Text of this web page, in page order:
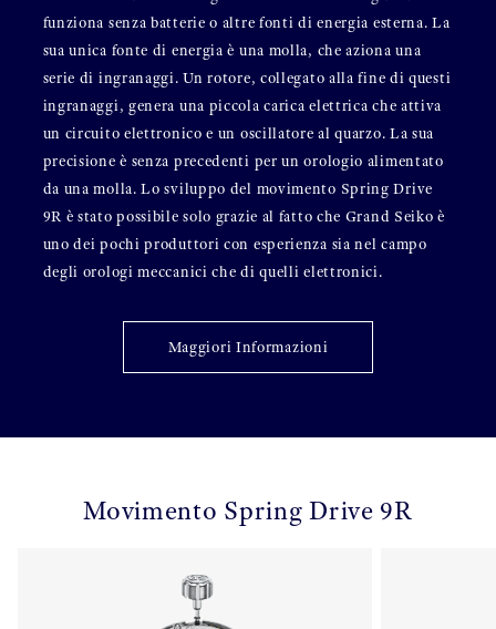
funziona senza batterie o altre fonti di energia esterna. La
sua unica fonte di energia è una molla, che aziona una
serie di ingranaggi. Un rotore, collegato alla fine di questi
ingranaggi, genera una piccola carica elettrica che attiva
un circuito elettronico e un oscillatore al quarzo. La sua
precisione è senza precedenti per un orologio alimentato
da una molla. Lo sviluppo del movimento Spring Drive
9R è stato possibile solo grazie al fatto che Grand Seiko è
uno dei pochi produttori con esperienza sia nel campo
degli orologi meccanici che di quelli elettronici.
Maggiori Informazioni
Movimento Spring Drive 9R